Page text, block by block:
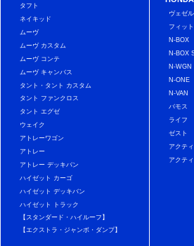
タフト
ネイキッド
ムーヴ
ムーヴ カスタム
ムーヴ コンテ
ムーヴ キャンバス
タント・タント カスタム
タント ファンクロス
タント エグゼ
ウェイク
アトレーワゴン
アトレー
アトレー デッキバン
ハイゼット カーゴ
ハイゼット デッキバン
ハイゼット トラック
【スタンダード・ハイルーフ】
【エクストラ・ジャンボ・ダンプ】
ヴェゼル
フィット
N-BOX
N-BOX
N-WGN
N-ONE
N-VAN
バモス
ライフ
ゼスト
アクテ
アクテ